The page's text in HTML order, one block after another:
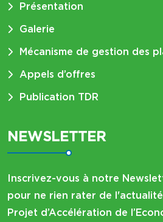
Présentation
Galerie
Mécanisme de gestion des
Appels d’offres
Publication TDR
NEWSLETTER
Inscrivez-vous à notre
pour ne rien rater de
Projet d’Accélération de